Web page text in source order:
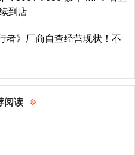
到店
者》厂商自查经营现状！不
阅读